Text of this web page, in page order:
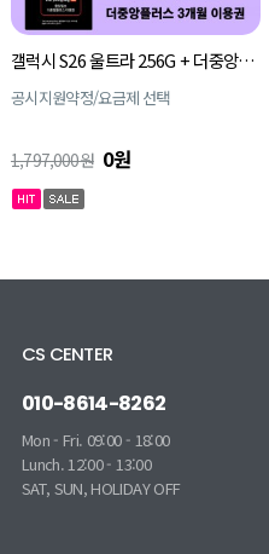
갤럭시 S26 울트라 256G + 더중앙플러스 3개월 이용권
공시지원약정/요금제 선택
1,797,000원 0원
CS CENTER
010-8614-8262
Mon - Fri. 09:00 - 18:00
Lunch. 12:00 - 13:00
SAT, SUN, HOLIDAY OFF